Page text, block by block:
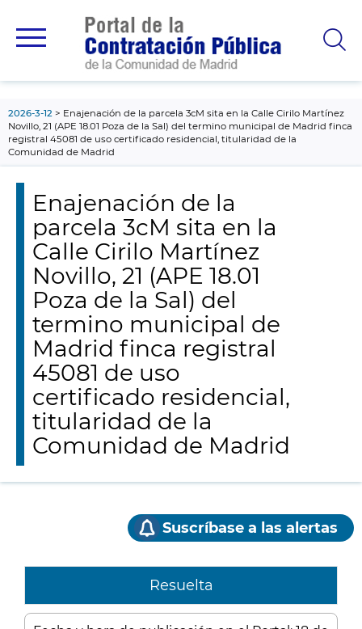
principal
2026-3-12
Enajenación de la parcela 3cM sita en la Calle Cirilo Martínez
Novillo, 21 (APE 18.01 Poza de la Sal) del termino municipal de Madrid finca
registral 45081 de uso certificado residencial, titularidad de la
Comunidad de Madrid
Enajenación de la
parcela 3cM sita en la
Calle Cirilo Martínez
Novillo, 21 (APE 18.01
Poza de la Sal) del
termino municipal de
Madrid finca registral
45081 de uso
certificado residencial,
titularidad de la
Comunidad de Madrid
Suscríbase a las alertas
Resuelta